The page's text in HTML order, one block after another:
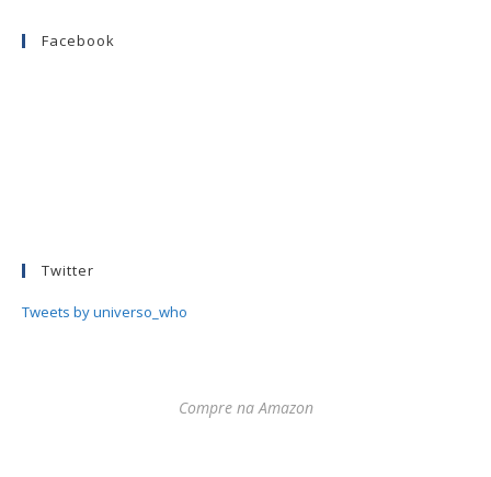
Facebook
Twitter
Tweets by universo_who
Compre na Amazon